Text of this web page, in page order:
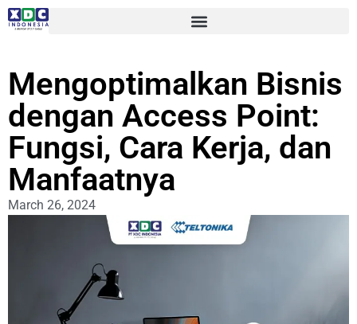
Mengoptimalkan Bisnis
dengan Access Point:
Fungsi, Cara Kerja, dan
Manfaatnya
March 26, 2024